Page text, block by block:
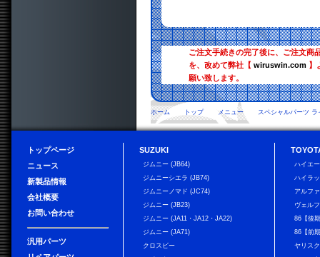
ご注文手続きの完了後に、ご注文商
を、改めて弊社【 wiruswin.com】
願い致します。
ホーム トップ メニュー スペシャルパーツ ラ
トップページ
ニュース
新製品情報
会社概要
お問い合わせ
汎用パーツ
SUZUKI
ジムニー (JB64)
ジムニーシエラ (JB74)
ジムニーノマド (JC74)
ジムニー (JB23)
ジムニー (JA11・JA12・JA22)
ジムニー (JA71)
クロスビー
ハイエ
ハイラ
アルフ
ヴェル
86【後
86【前
ヤリス